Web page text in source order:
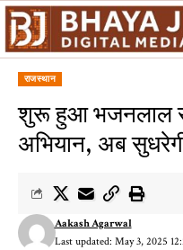
राजस्थान
शुरू हुआ भजनलाल
अभियान, अब
Last updated: May 3, 2025
Aakash Agarwal